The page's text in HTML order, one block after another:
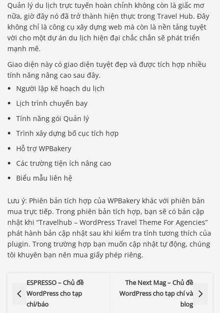
Quản lý du lịch trực tuyến hoàn chỉnh không còn là giấc mơ
nữa, giờ đây nó đã trở thành hiện thực trong Travel Hub. Đây
không chỉ là công cụ xây dựng web mà còn là nền tảng tuyệt
vời cho một dự án du lịch hiện đại chắc chắn sẽ phát triển
mạnh mẽ.
Giao diện này có giao diện tuyệt đẹp và được tích hợp nhiều
tính năng nâng cao sau đây.
Người lập kế hoạch du lịch
Lịch trình chuyến bay
Tính năng gói Quản lý
Trình xây dựng bố cục tích hợp
Hỗ trợ WPBakery
Các trường tiện ích nâng cao
Biểu mẫu liên hệ
Lưu ý: Phiên bản tích hợp của WPBakery khác với phiên bản
mua trực tiếp. Trong phiên bản tích hợp, bạn sẽ có bản cập
nhật khi “Travelhub – WordPress Travel Theme For Agencies”
phát hành bản cập nhật sau khi kiểm tra tính tương thích của
plugin. Trong trường hợp bạn muốn cập nhật tự động, chúng
tôi khuyên bạn nên mua giấy phép riêng.
ESPRESSO – Chủ đề
WordPress cho tạp
chí/báo
The Next Mag – Chủ đề
WordPress cho tạp chí và
blog